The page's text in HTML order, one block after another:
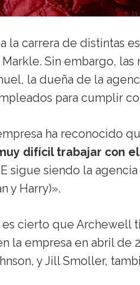
la carrera de distintas
Sin embargo,
la dueña de la
para cumplir
ha reconocido
difícil trabajar con
sigue siendo la
y Harry)».
cierto que Archewell
la empresa en abril de
y Jill Smoller,